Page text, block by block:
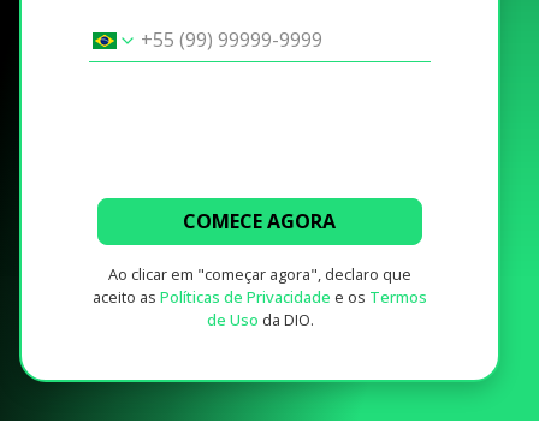
COMECE AGORA
Ao clicar em "começar agora", declaro que
aceito as Políticas de Privacidade e os Termos
de Uso da DIO.